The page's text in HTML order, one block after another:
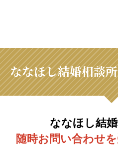
ななほし結婚相談
ななほし結
随時お問い合わせ